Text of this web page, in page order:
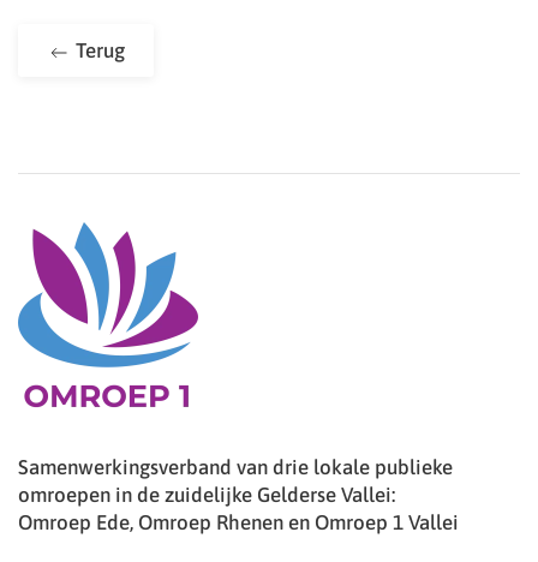
Terug
Samenwerkingsverband van drie lokale publieke
omroepen in de zuidelijke Gelderse Vallei:
Omroep Ede, Omroep Rhenen en Omroep 1 Vallei